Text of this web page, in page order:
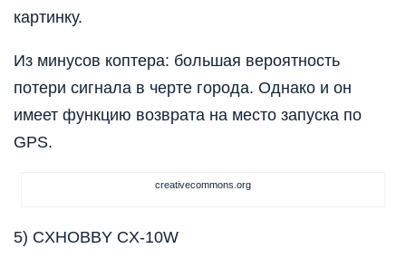
картинку.
Из минусов коптера: большая вероятность
потери сигнала в черте города. Однако и он
имеет функцию возврата на место запуска по
GPS.
creativecommons.org
5) CXHOBBY CX-10W